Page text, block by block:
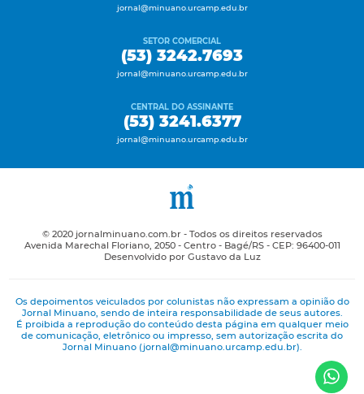
jornal@minuano.urcamp.edu.br
SETOR COMERCIAL
(53) 3242.7693
jornal@minuano.urcamp.edu.br
CENTRAL DO ASSINANTE
(53) 3241.6377
jornal@minuano.urcamp.edu.br
© 2020 jornalminuano.com.br - Todos os direitos reservados
Avenida Marechal Floriano, 2050 - Centro - Bagé/RS - CEP: 96400-011
Desenvolvido por Gustavo da Luz
Os depoimentos veiculados por colunistas não expressam a opinião do
Jornal Minuano, sendo de inteira responsabilidade de seus autores.
É proibida a reprodução do conteúdo desta página em qualquer meio
de comunicação, eletrônico ou impresso, sem autorização escrita do
Jornal Minuano (jornal@minuano.urcamp.edu.br).